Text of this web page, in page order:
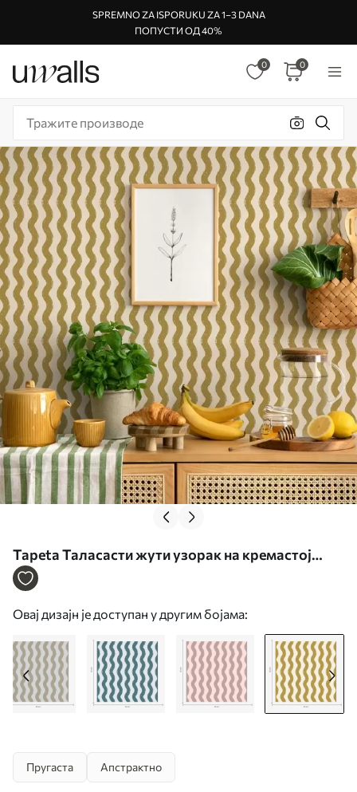
SPREMNO ZA ISPORUKU ZA 1–3 DANA
ПОПУСТИ ОД 40%
0 0
Tapeta Таласасти жути узорак на кремастој
позадини бр. a01188v5
Овај дизајн је доступан у другим бојама:
Пругаста Апстрактно